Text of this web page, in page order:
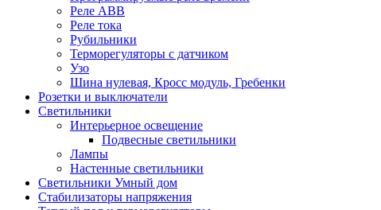
Реле ABB
Реле тока
Рубильники
Терморегуляторы с датчиком
Узо
Шина нулевая, Кросс модуль, Гребенки
Розетки и выключатели
Светильники
Интерьерное освещение
Подвесные светильники
Лампы
Настенные светильники
Светильники Умный дом
Стабилизаторы напряжения